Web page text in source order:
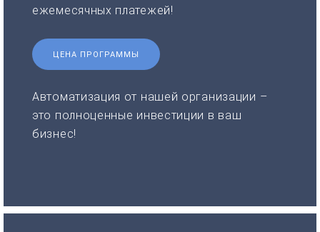
ежемесячных платежей!
ЦЕНА ПРОГРАММЫ
Автоматизация от нашей организации –
это полноценные инвестиции в ваш
бизнес!